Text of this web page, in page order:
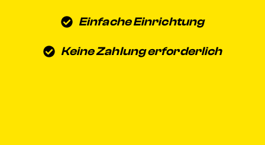
Einfache Einrichtung
Keine Zahlung erforderlich